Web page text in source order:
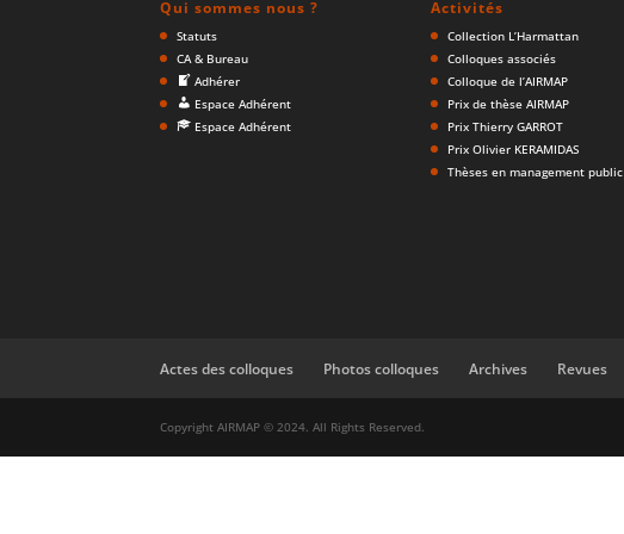
Qui sommes nous ?
Statuts
CA & Bureau
Adhérer
Espace Adhérent
Espace Adhérent
Activités
Collection L’Harmattan
Colloques associés
Colloque de l’AIRMAP
Prix de thèse AIRMAP
Prix Thierry GARROT
Prix Olivier KERAMIDAS
Thèses en management public
Actes des colloques Photos colloques Archives Revues
Copyright AIRMAP © 2024. All Rights Reserved.